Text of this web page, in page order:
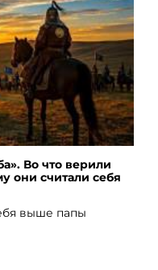
Во что верили
они считали себя
выше папы